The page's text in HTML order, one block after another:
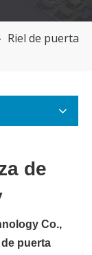
Riel de puerta
de
Co.,
de puerta